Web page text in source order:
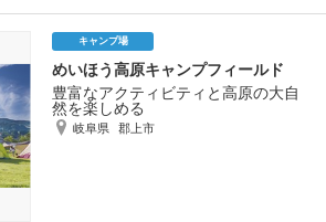
キャンプ場
めいほう高原キャンプフィールド
豊富なアクティビティと高原の大自
然を楽しめる
岐阜県 郡上市